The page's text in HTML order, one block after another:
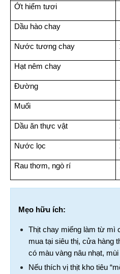
Ớt hiểm tươi
Dầu hào chay
Nước tương chay
Hạt nêm chay
Đường
Muối
Dầu ăn thực vật
Nước lọc
Rau thơm, ngò rí
Mẹo hữu ích:
Thịt chay miếng làm từ mì
mua tại siêu thị, cửa hàng
có màu vàng nâu nhạt,
Nếu thích vị thịt kho tiêu